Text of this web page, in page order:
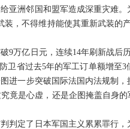
亚洲邻国和盟军造成深重灾难
装，不得维持能使其重新武装
9万亿日元，连续14年刷新战后
卫省过去5年的军工订单额增至
进一步突破国际法国内法规制
竟是心虚，还是企图掩盖自身
判定了日本军国主义累累罪行